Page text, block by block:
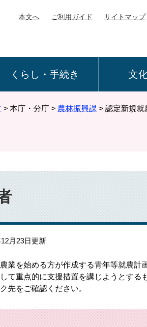
本文へ ご利用ガイド サイトマップ
くらし・手続き 文
> 本庁・分庁 > 農林振興課 > 認定新規就
月23日更新
業を始める方が作成する青年等就農計
て重点的に支援措置を講じようとする
先をご確認ください。